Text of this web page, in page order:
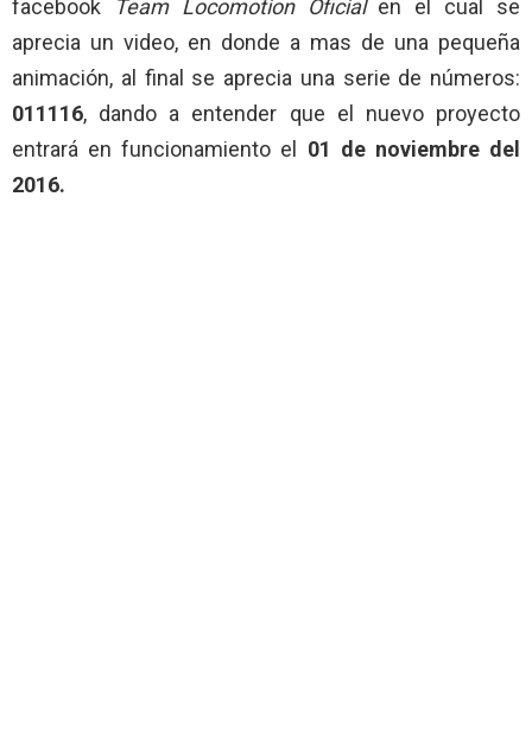
facebook
Team Locomotion Oficialen el cual se
aprecia un video, en donde a mas de una pequeña
animación, al final se aprecia una serie de números:
011116, dando a entender que el nuevo proyecto
entrará en funcionamiento el 01 de noviembre del
2016.